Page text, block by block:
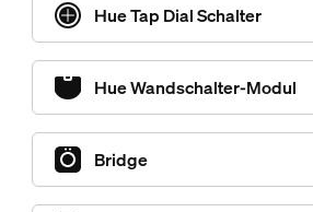
Hue Tap Dial Schalter
Hue Wandschalter-Modul
Bridge